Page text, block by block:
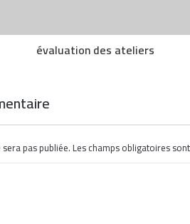
évaluation des ateliers
pas publiée. Les champs obligatoires